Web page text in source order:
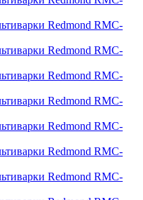
Redmond RMC-
Redmond RMC-
Redmond RMC-
Redmond RMC-
Redmond RMC-
Redmond RMC-
Redmond RMC-